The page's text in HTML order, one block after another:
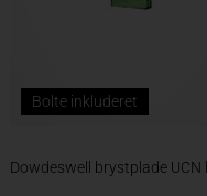
Bolte inkluderet
Dowdeswell brystplade UCN